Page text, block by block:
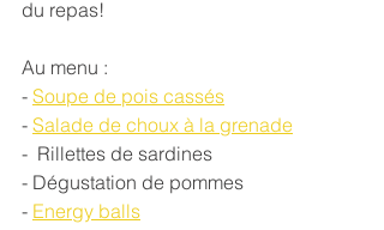
du repas!
Au menu :
- Soupe de pois cassés
- Salade de choux à la grenade
-  Rillettes de sardines
- Dégustation de pommes
- Energy balls